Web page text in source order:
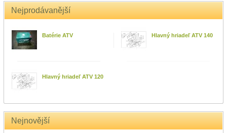
Nejprodávanější
Batérie ATV Hlavný hriadeľ ATV 140
Hlavný hriadeľ ATV 120
Nejnovější